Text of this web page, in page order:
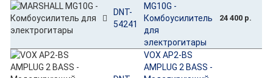
DNT-
54241
MG10G -
Комбоусилитель
для
электрогитары
24 400 р.
VOX AP2-BS
AMPLUG 2 BASS -